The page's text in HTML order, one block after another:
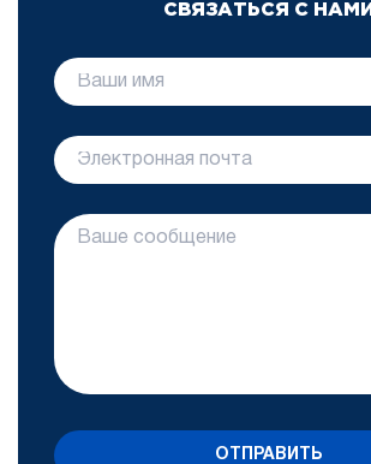
СВЯЗАТЬСЯ С НАМИ
ОТПРАВИТЬ